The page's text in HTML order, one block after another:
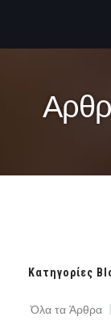
Κατηγορίες
Όλα τα Άρθρα